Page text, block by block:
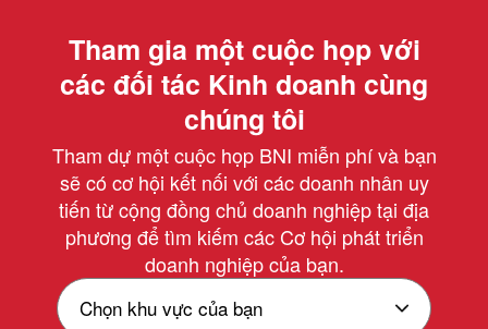
Tham gia một cuộc họp với
các đối tác Kinh doanh cùng
chúng tôi
Tham dự một cuộc họp BNI miễn phí và bạn
sẽ có cơ hội kết nối với các doanh nhân uy
tiến từ cộng đồng chủ doanh nghiệp tại địa
phương để tìm kiếm các Cơ hội phát triển
doanh nghiệp của bạn.